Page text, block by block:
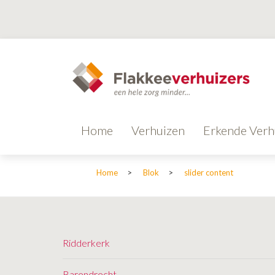
Home Verhuizen Erkende
Home > Blok > slider content
Ridderkerk